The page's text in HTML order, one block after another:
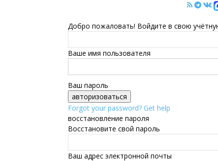
Добро пожаловать! Войдите в свою
Ваше имя пользователя
Ваш пароль
Forgot your password? Get help
восстановление пароля
Восстановите свой пароль
Ваш адрес электронной почты